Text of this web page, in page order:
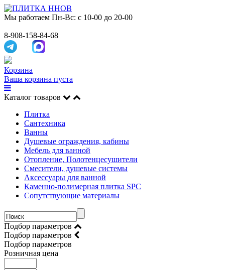
Мы работаем Пн-Вс: с 10-00 до 20-00
8-908-158-84-68
Корзина
Ваша корзина пуста
Каталог товаров
Плитка
Сантехника
Ванны
Душевые ограждения, кабины
Мебель для ванной
Отопление, Полотенцесушители
Смесители, душевые системы
Аксессуары для ванной
Каменно-полимерная плитка SPC
Сопутствующие материалы
Подбор параметров
Подбор параметров
Подбор параметров
Розничная цена